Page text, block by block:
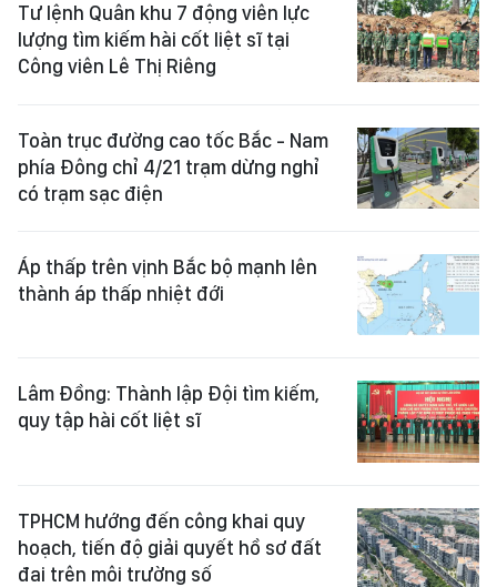
Tư lệnh Quân khu 7 động viên lực
lượng tìm kiếm hài cốt liệt sĩ tại
Công viên Lê Thị Riêng
Toàn trục đường cao tốc Bắc - Nam
phía Đông chỉ 4/21 trạm dừng nghỉ
có trạm sạc điện
Áp thấp trên vịnh Bắc bộ mạnh lên
thành áp thấp nhiệt đới
Lâm Đồng: Thành lập Đội tìm kiếm,
quy tập hài cốt liệt sĩ
TPHCM hướng đến công khai quy
hoạch, tiến độ giải quyết hồ sơ đất
đai trên môi trường số